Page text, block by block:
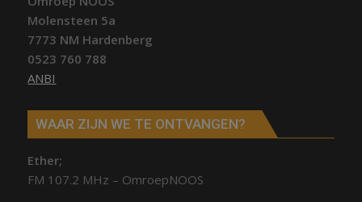
Molensteen 5a
7773 NM Hardenberg
0523 760 788
ANBI
WAAR ZIJN WE TE ONTVANGEN?
Ether;
FM 107.2 MHz – OmroepNOOS